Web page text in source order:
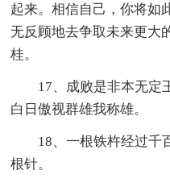
起来。相信自己，你将如
无反顾地去争取未来更大
桂。
17、成败是非本无定
白日傲视群雄我称雄。
18、一根铁杵经过千
根针。